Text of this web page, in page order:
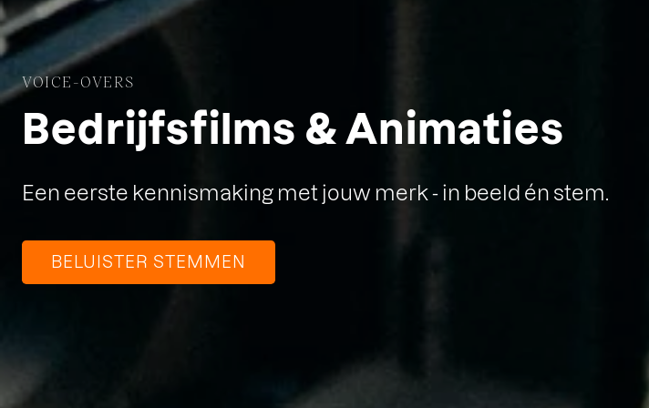
VOICE-OVERS
Bedrijfsfilms & Animaties
Een eerste kennismaking met jouw merk - in beeld én stem.
BELUISTER STEMMEN